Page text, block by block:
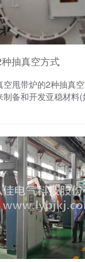
抽真空方式
甩带炉的2种抽
制备和开发亚稳材料
永磁材料非晶软磁材
： a)将机械
针旋转一下轻轻外拉
锁定； b)等待真
后按下ZDF-2F复
，等待将腔内真空抽
续紧固腔门上的螺
将真空抽至低于3Pa
法推进2分钟后再
空甩带炉炉腔内